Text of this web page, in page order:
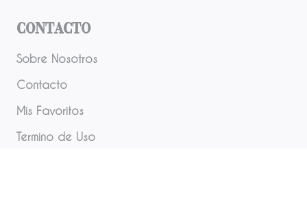
Contacto
Sobre Nosotros
Contacto
Mis Favoritos
Termino de Uso